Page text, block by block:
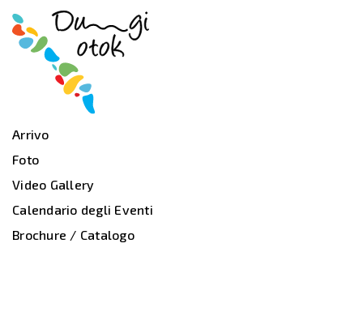
Arrivo
Foto
Video Gallery
Calendario degli Eventi
Brochure / Catalogo